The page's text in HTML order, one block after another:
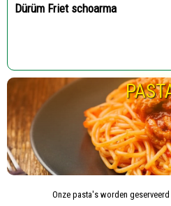
Dürüm Friet schoarma
Onze pasta's worden